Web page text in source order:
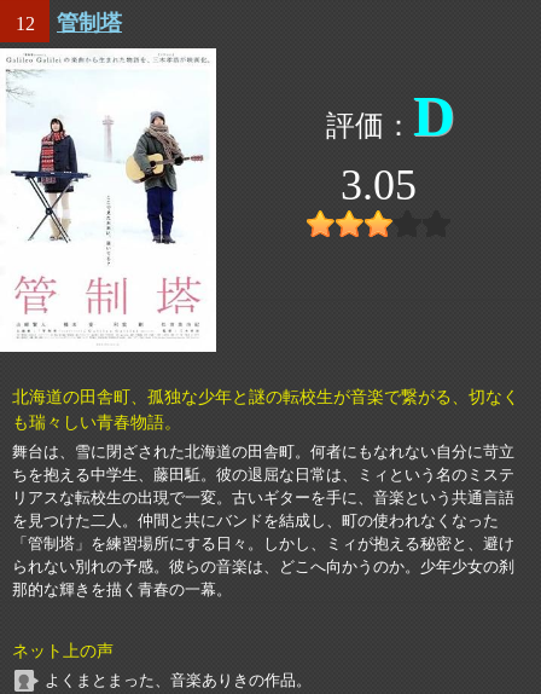
12 管制塔
D
3.05
北海道の田舎町、孤独な少年と謎の転校生が音楽で繋がる、切なく
も瑞々しい青春物語。
舞台は、雪に閉ざされた北海道の田舎町。何者にもなれない自分に苛立
ちを抱える中学生、藤田駈。彼の退屈な日常は、ミィという名のミステ
リアスな転校生の出現で一変。古いギターを手に、音楽という共通言語
を見つけた二人。仲間と共にバンドを結成し、町の使われなくなった
「管制塔」を練習場所にする日々。しかし、ミィが抱える秘密と、避け
られない別れの予感。彼らの音楽は、どこへ向かうのか。少年少女の刹
那的な輝きを描く青春の一幕。
ネット上の声
よくまとまった、音楽ありきの作品。